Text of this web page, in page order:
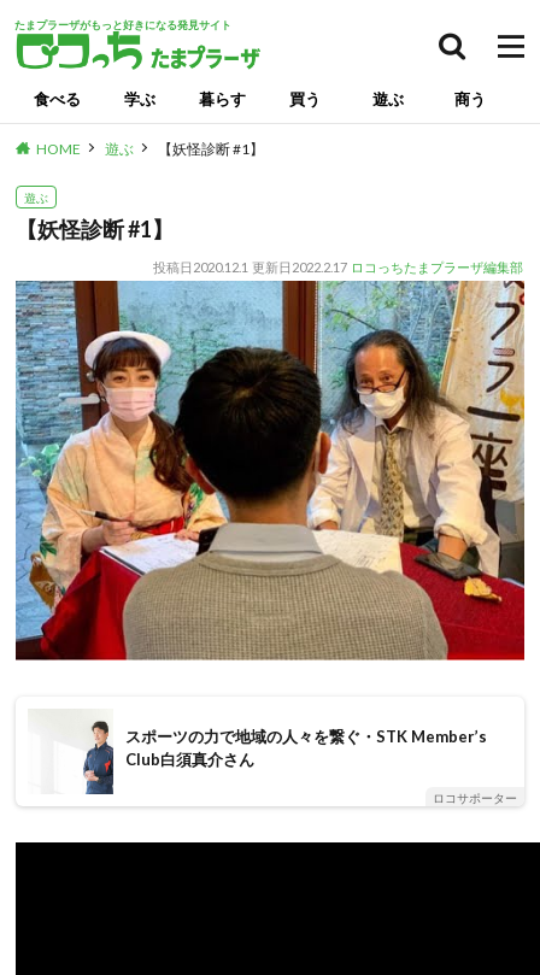
たまプラーザがもっと好きになる発見サイト
食べる 学ぶ 暮らす 買う 遊ぶ 商う
HOME 遊ぶ 【妖怪診断 #1】
遊ぶ
【妖怪診断 #1】
投稿日 2020.12.1 更新日 2022.2.17 ロコっちたまプラーザ編集部
スポーツの力で地域の人々を繋ぐ・STK Member’s
Club白須真介さん
ロコサポーター